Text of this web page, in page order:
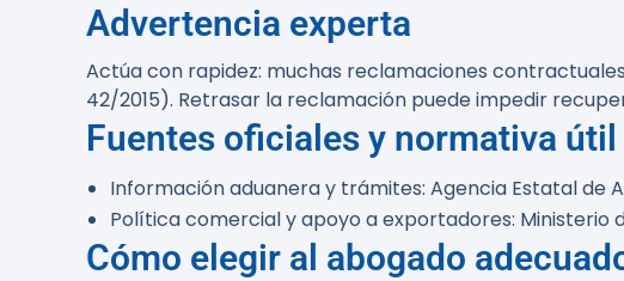
Advertencia experta
Actúa con rapidez: muchas reclamaciones
42/2015). Retrasar la reclamación puede impedir
Fuentes oficiales y normativa útil
Información aduanera y trámites: Agencia Estatal de
Política comercial y apoyo a exportadores: Ministerio
Cómo elegir al abogado